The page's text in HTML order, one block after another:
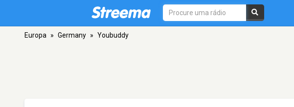
Europa » Germany » Youbuddy